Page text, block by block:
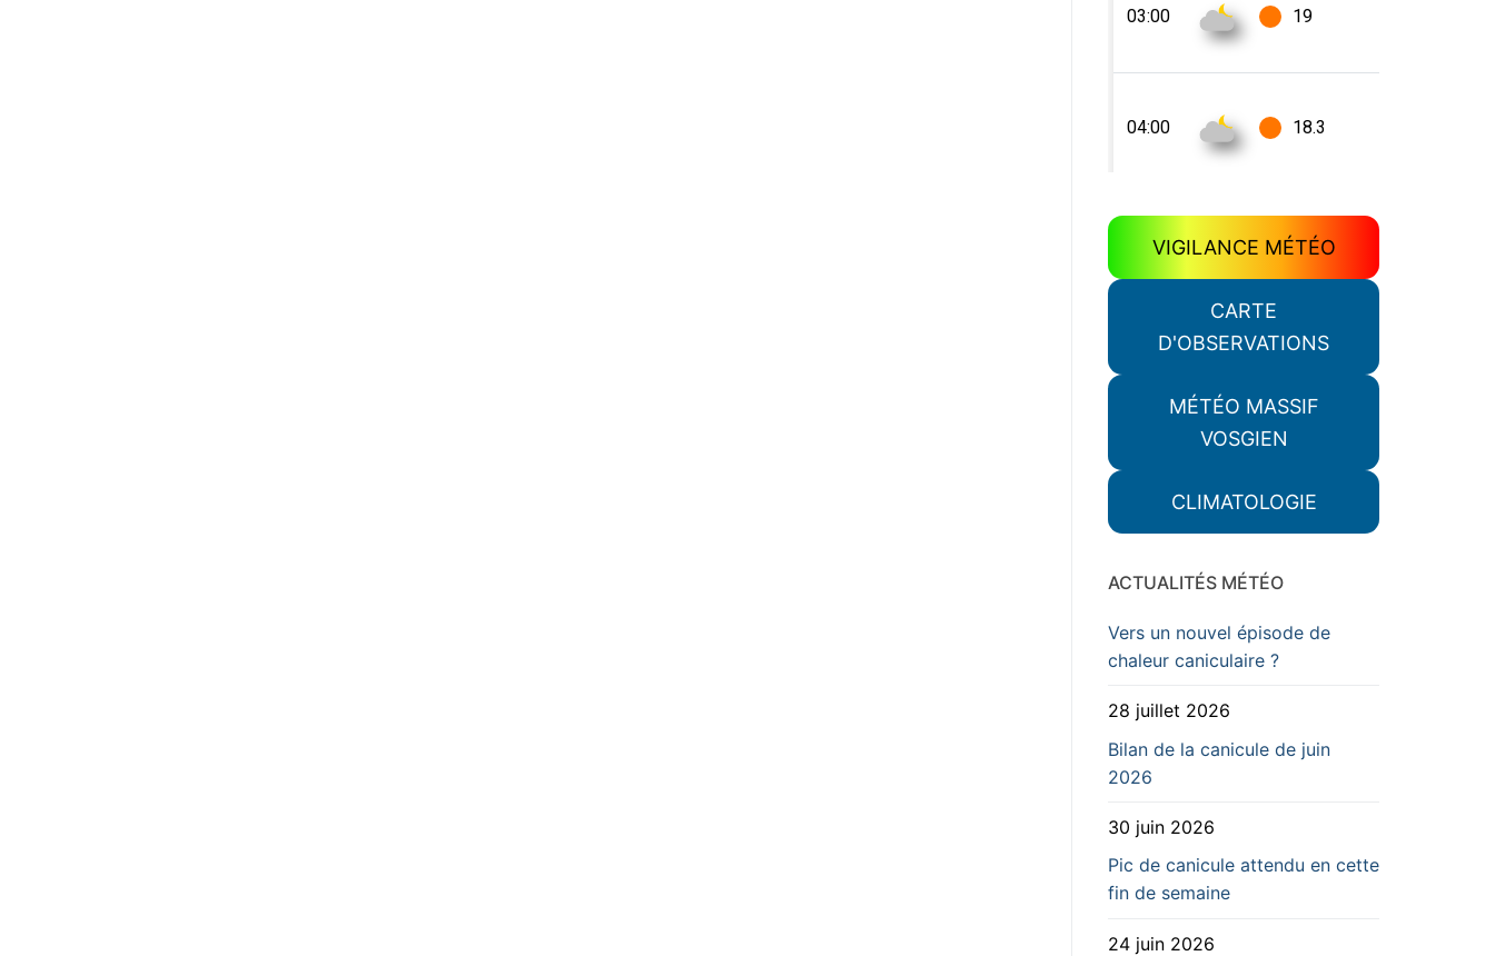
VIGILANCE MÉTÉO
CARTE
D'OBSERVATIONS
MÉTÉO MASSIF
VOSGIEN
CLIMATOLOGIE
ACTUALITÉS MÉTÉO
Vers un nouvel épisode de
chaleur caniculaire ?
28 juillet 2026
Bilan de la canicule de juin
2026
30 juin 2026
Pic de canicule attendu en cette
fin de semaine
24 juin 2026